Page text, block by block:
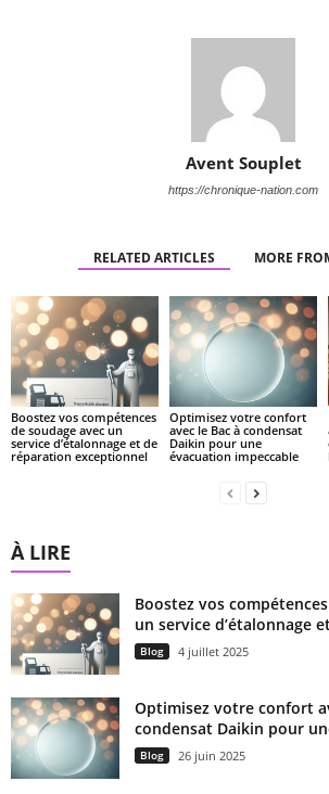
Avent Souplet
https://chronique-nation.com
RELATED ARTICLES MORE
Boostez vos compétences
de soudage avec un
service d’étalonnage et de
réparation exceptionnel
Optimisez votre confort
avec le Bac à condensat
Daikin pour une
évacuation impeccable
À LIRE
Boostez vos
un service d’étalonnage
Blog 4 juillet 2025
Optimisez votre confort
condensat Daikin pour
Blog 26 juin 2025